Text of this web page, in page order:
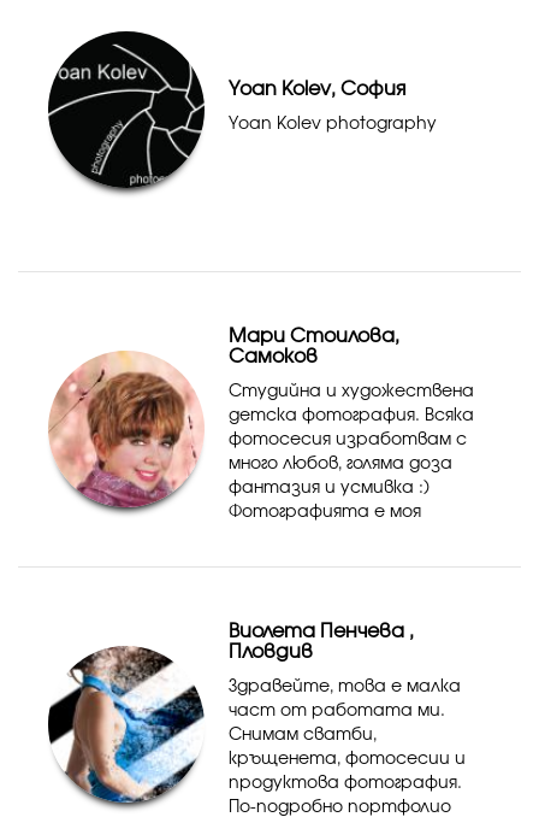
Yoan Kolev, София
Yoan Kolev photography
Мари Стоилова,
Самоков
Студийна и художествена
детска фотография. Всяка
фотосесия изработвам с
много любов, голяма доза
фантазия и усмивка :)
Фотографията е моя
през далечната 1...
Виолета Пенчева ,
Пловдив
Здравейте, това е малка
част от работата ми.
Снимам сватби,
кръщенета, фотосесии и
продуктова фотография.
По-подробно портфолио